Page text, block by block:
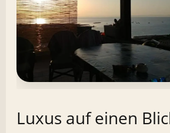
Luxus auf einen